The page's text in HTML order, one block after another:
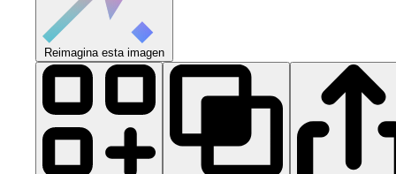
Reimagina esta imagen